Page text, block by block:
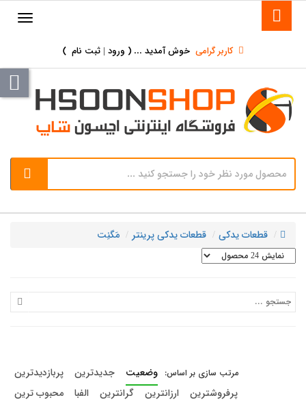
کاربر گرامی خوش آمدید ... ( ورود | ثبت نام )
قطعات یدکی قطعات یدکی پرینتر مَگنِت
وضعیت جدیدترین
پربازدیدترین
پرفروشترین
ارزانترین گرانترین الفبا محبوب ترین